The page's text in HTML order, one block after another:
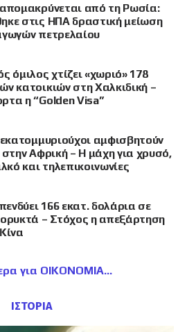
από τη Ρωσία:
στις ΗΠΑ δραστική μείωση
πετρελαίου
όμιλος χτίζει «χωριό» 178
κατοικιών στη Χαλκιδική –
η “Golden Visa”
αμφισβητούν
στην Αφρική – Η μάχη για χρυσό,
και τηλεπικοινωνίες
166 εκατ. δολάρια σε
– Στόχος η απεξάρτηση
για ΟΙΚΟΝΟΜΙΑ
ΙΣΤΟΡΙΑ